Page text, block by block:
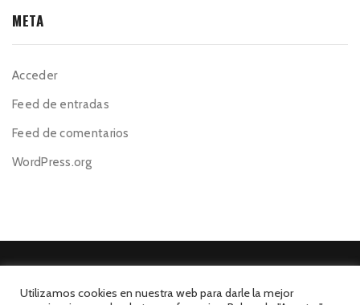
META
Acceder
Feed de entradas
Feed de comentarios
WordPress.org
Utilizamos cookies en nuestra web para darle la mejor